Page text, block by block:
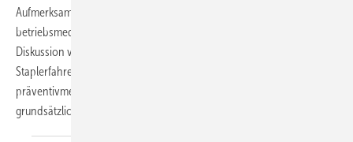
Aufmerksamkeit des Arbeits- und Gesundheitsschutzes bedarf. Im
betriebsmedizinischen Aufgabenbereich konzentriert sich die
Diskussion vornehmlich auf gesundheitliche Eignungsaspekte der
Staplerfahrenden. Daher ist zu erörtern, welches
präventivmedizinische Methodeninventar dem Gesundheitsschutz
grundsätzlich zur Verfügung steht. Manfred